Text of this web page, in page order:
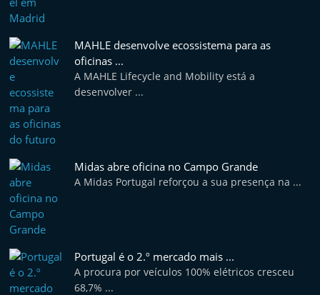
MAHLE desenvolve ecossistema para as
oficinas ...
A MAHLE Lifecycle and Mobility está a
desenvolver ...
Midas abre oficina no Campo Grande
A Midas Portugal reforçou a sua presença na ...
Portugal é o 2.º mercado mais ...
A procura por veículos 100% elétricos cresceu
68,7% ...